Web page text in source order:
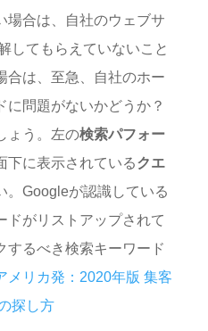
場合は、自社のウェブサ
してもらえていないこと
合は、至急、自社のホー
に問題がないかどうか？
う。 左の検索パフォー
下に表示されているクエ
。Googleが認識している
ドがリストアップされて
するべき検索キーワード
メリカ発：2020年版 集客
探し方